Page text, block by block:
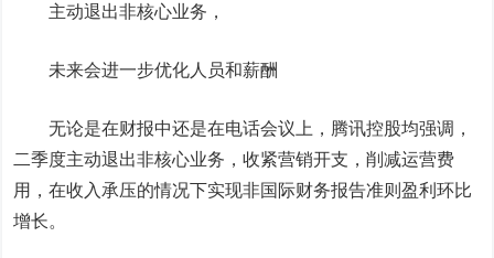
主动退出非核心业务，
未来会进一步优化人员和薪酬
无论是在财报中还是在电话会议上，腾讯控股均强调，
二季度主动退出非核心业务，收紧营销开支，削减运营费
用，在收入承压的情况下实现非国际财务报告准则盈利环比
增长。